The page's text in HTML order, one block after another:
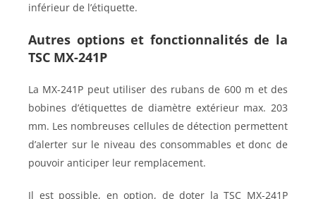
inférieur de l’étiquette.
Autres options et fonctionnalités de la
TSC MX-241P
La MX-241P peut utiliser des rubans de 600 m et des
bobines d’étiquettes de diamètre extérieur max. 203
mm. Les nombreuses cellules de détection permettent
d’alerter sur le niveau des consommables et donc de
pouvoir anticiper leur remplacement.
Il est possible, en option, de doter la TSC MX-241P